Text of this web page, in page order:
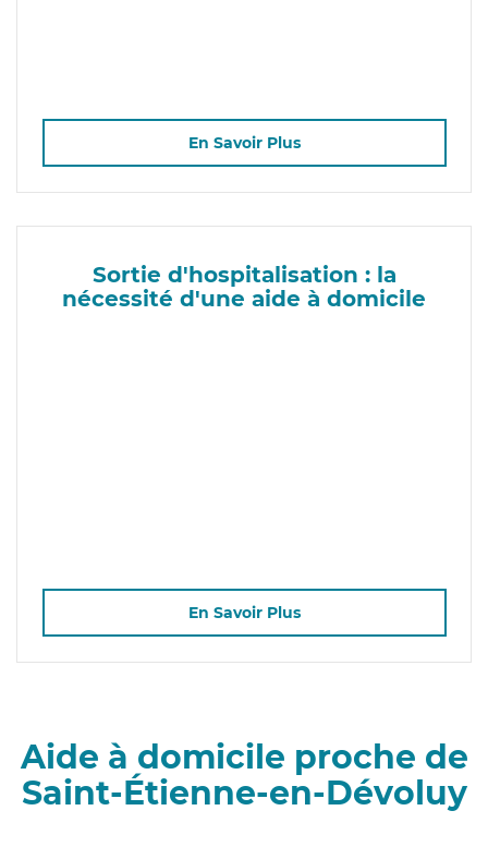
En Savoir Plus
Sortie d'hospitalisation : la
nécessité d'une aide à domicile
En Savoir Plus
Aide à domicile proche de
Saint-Étienne-en-Dévoluy